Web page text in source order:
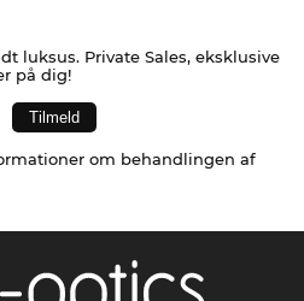
luksus. Private Sales, eksklusive
på dig!
om behandlingen af